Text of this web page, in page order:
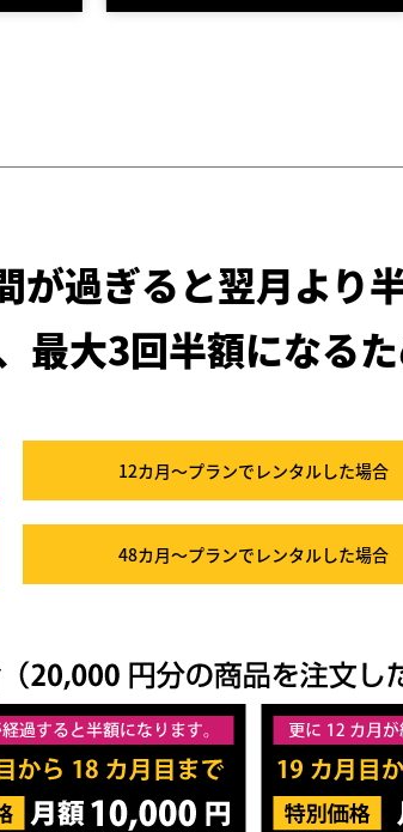
が過ぎると翌月より
最大3回半額になる
12カ月～プランでレンタルした場合
48カ月～プランでレンタルした場合